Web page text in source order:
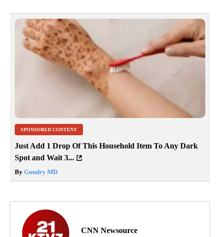
SPONSORED CONTENT
Just Add 1 Drop Of This Household Item To Any Dark
Spot and Wait 3...
By Gundry MD
CNN Newsource